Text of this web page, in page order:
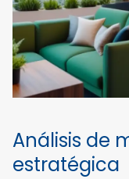
Análisis de
estratégica